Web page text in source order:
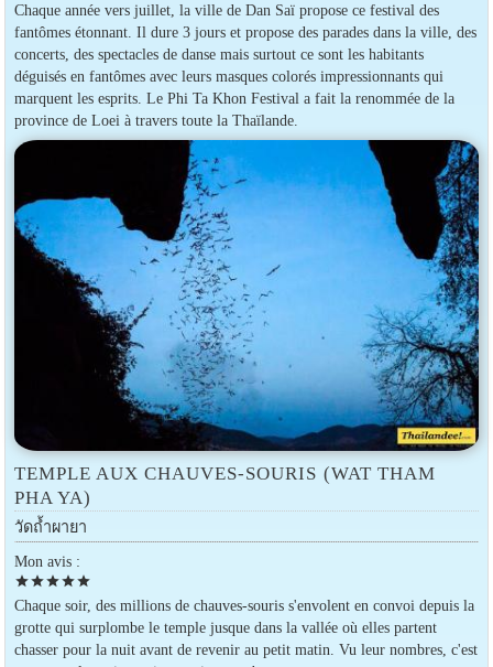
Chaque année vers juillet, la ville de Dan Saï propose ce festival des
fantômes étonnant. Il dure 3 jours et propose des parades dans la ville, des
concerts, des spectacles de danse mais surtout ce sont les habitants
déguisés en fantômes avec leurs masques colorés impressionnants qui
marquent les esprits. Le Phi Ta Khon Festival a fait la renommée de la
province de Loei à travers toute la Thaïlande.
TEMPLE AUX CHAUVES-SOURIS (WAT THAM
PHA YA)
วัดถ้ำผายา
Mon avis :
starstarstarstarstar
Chaque soir, des millions de chauves-souris s'envolent en convoi depuis la
grotte qui surplombe le temple jusque dans la vallée où elles partent
chasser pour la nuit avant de revenir au petit matin. Vu leur nombres, c'est